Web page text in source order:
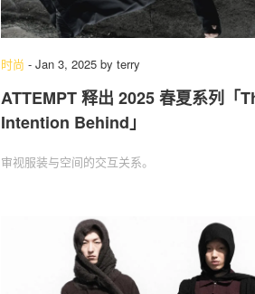
时尚 - Jan 3, 2025 by terry
ATTEMPT 释出 2025 春夏系列「
Intention Behind」
审视服装与空间的交互关系。